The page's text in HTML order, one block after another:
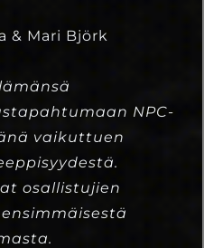
& Mari Björk
NPC-
vaikuttuen
osallistujien